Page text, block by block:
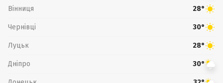
Вінниця 28°
Чернівці 30°
Луцьк 28°
Дніпро 30°